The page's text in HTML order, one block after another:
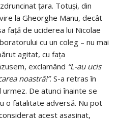
ţara. Totuşi, din
la Gheorghe Manu, decât
faţă de uciderea lui Nicolae
cu un coleg – nu mai
agitat, cu faţa
exclamând “L-au ucis
noastră!”. S-a retras în
De atunci înainte se
o fatalitate adversă. Nu pot
acest asasinat,